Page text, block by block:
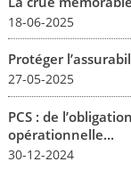
18-06-2025
Protéger
27-05-2025
PCS : de
opérationnelle...
30-12-2024